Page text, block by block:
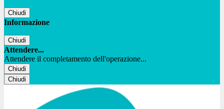
Chiudi
Informazione
Chiudi
Attendere...
Attendere il completamento dell'operazione...
Chiudi
Chiudi